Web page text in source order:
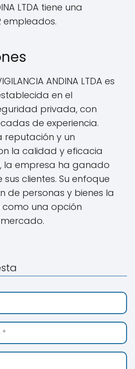
LTDA tiene una
empleados.
ANDINA LTDA es
en el
privada, con
de experiencia.
reputación y un
la calidad y eficacia
la empresa ha ganado
clientes. Su enfoque
de personas y bienes la
una opción